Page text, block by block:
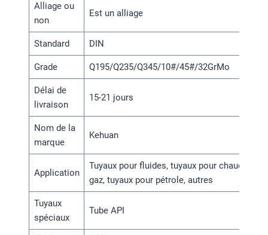
Alliage ou
non
Est un alliage
Standard DIN
Grade Q195/Q235/Q345/10#/45#/32GrMo
Délai de
livraison
15-21 jours
Nom de la
marque
Kehuan
Application
Tuyaux pour fluides, tuyaux pour chaudières,
gaz, tuyaux pour pétrole, autres
Tuyaux
spéciaux
Tube API